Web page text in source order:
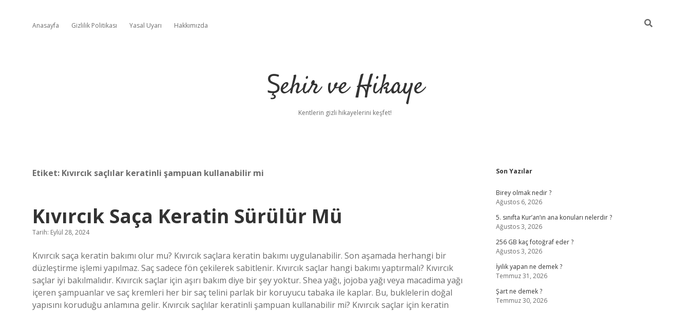
Anasayfa Gizlilik Politikası Yasal Uyarı Hakkımızda
Şehir ve Hikaye
Kentlerin gizli hikayelerini keşfet!
Etiket: Kıvırcık saçlılar keratinli şampuan kullanabilir mi
Kıvırcık Saça Keratin Sürülür Mü
Tarih: Eylül 28, 2024
Kıvırcık saça keratin bakımı olur mu? Kıvırcık saçlara keratin bakımı uygulanabilir. Son aşamada herhangi bir
düzleştirme işlemi yapılmaz. Saç sadece fön çekilerek sabitlenir. Kıvırcık saçlar hangi bakımı yaptırmalı? Kıvırcık
saçlar iyi bakılmalıdır. Kıvırcık saçlar için aşırı bakım diye bir şey yoktur. Shea yağı, jojoba yağı veya macadima yağı
içeren şampuanlar ve saç kremleri her bir saç telini parlak bir koruyucu tabaka ile kaplar. Bu, buklelerin doğal
yapısını koruduğu anlamına gelir. Kıvırcık saçlılar keratinli şampuan kullanabilir mi? Kıvırcık saçlar için keratin
Sidebar
Son Yazılar
Birey olmak nedir ?
Ağustos 6, 2026
5. sınıfta Kur’an’ın ana konuları nelerdir ?
Ağustos 3, 2026
256 GB kaç fotoğraf eder ?
Ağustos 3, 2026
İyilik yapan ne demek ?
Temmuz 31, 2026
Şart ne demek ?
Temmuz 30, 2026